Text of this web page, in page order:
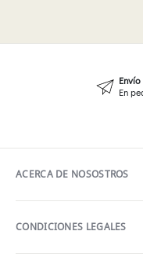
En
ACERCA DE NOSOSTROS
CONDICIONES LEGALES